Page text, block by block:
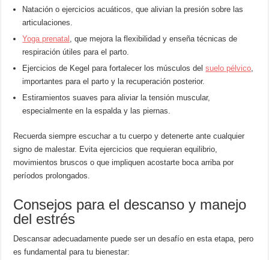
Natación o ejercicios acuáticos, que alivian la presión sobre las
articulaciones.
Yoga prenatal
, que mejora la flexibilidad y enseña técnicas de
respiración útiles para el parto.
Ejercicios de Kegel para fortalecer los músculos delsuelo pélvico
importantes para el parto y la recuperación posterior.
Estiramientos suaves para aliviar la tensión muscular,
especialmente en la espalda y las piernas.
Recuerda siempre escuchar a tu cuerpo y detenerte ante cualquier
signo de malestar. Evita ejercicios que requieran equilibrio,
movimientos bruscos o que impliquen acostarte boca arriba por
períodos prolongados.
Consejos para el descanso y manejo
del estrés
Descansar adecuadamente puede ser un desafío en esta etapa, pero
es fundamental para tu bienestar: